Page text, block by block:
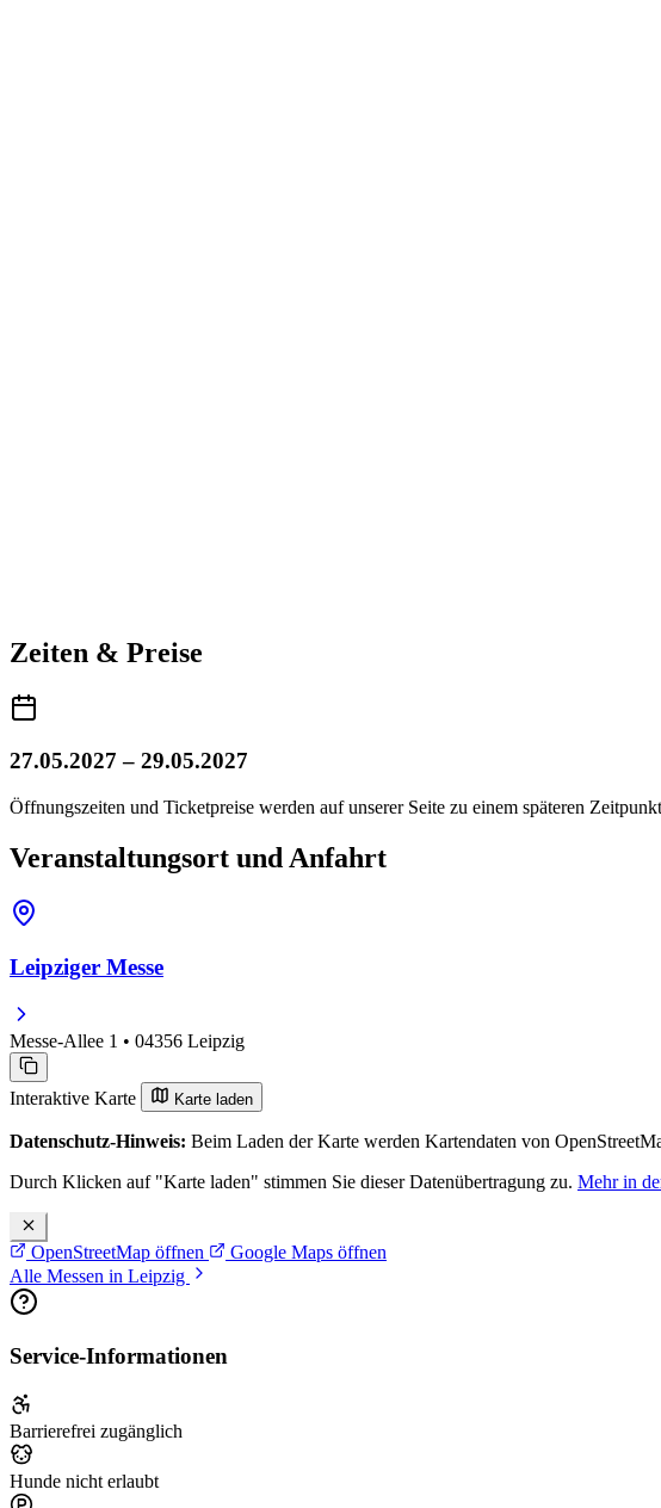
Zeiten & Preise
27.05.2027 – 29.05.2027
Öffnungszeiten und Ticketpreise werden auf unserer Seite zu einem späteren
Veranstaltungsort und Anfahrt
Leipziger Messe
Messe-Allee 1 • 04356 Leipzig
Interaktive Karte Karte laden
Datenschutz-Hinweis: Beim Laden der Karte werden Kartendaten von
Durch Klicken auf "Karte laden" stimmen Sie dieser Datenübertragung zu. Mehr in
OpenStreetMap öffnen
Google Maps öffnen
Alle Messen in Leipzig
Service-Informationen
Barrierefrei zugänglich
Hunde nicht erlaubt